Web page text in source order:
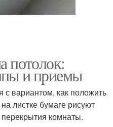
потолок:
и приемы
вариантом, как положить
листке бумаге рисуют
комнаты.